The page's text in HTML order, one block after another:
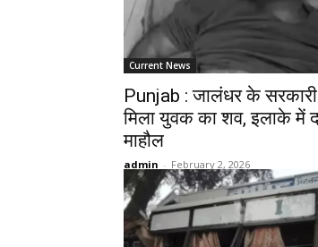
Current News
Punjab : जालंधर के
मिला युवक का शव, इलाके में
माहौल
admin - February 2, 2026